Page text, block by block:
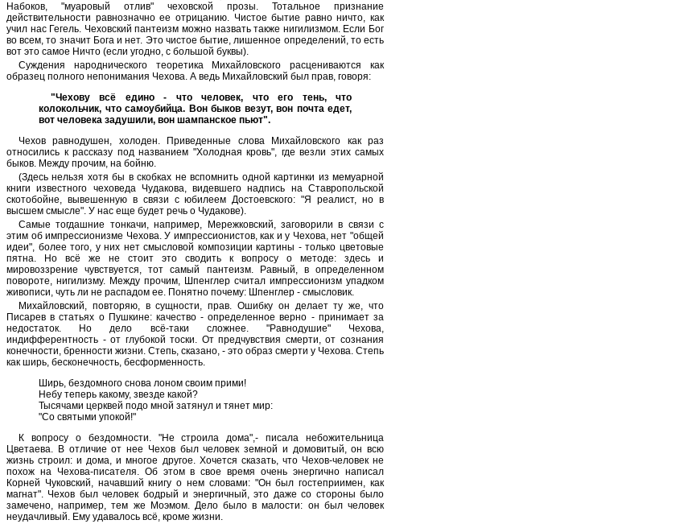
Набоков, "муаровый отлив" чеховской прозы. Тотальное признание
действительности равнозначно ее отрицанию. Чистое бытие равно ничто, как
учил нас Гегель. Чеховский пантеизм можно назвать также нигилизмом. Если Бог
во всем, то значит Бога и нет. Это чистое бытие, лишенное определений, то есть
вот это самое Ничто (если угодно, с большой буквы).
Суждения народнического теоретика Михайловского расцениваются как
образец полного непонимания Чехова. А ведь Михайловский был прав, говоря:
"Чехову всё едино - что человек, что его тень, что
колокольчик, что самоубийца. Вон быков везут, вон почта едет,
вот человека задушили, вон шампанское пьют".
Чехов равнодушен, холоден. Приведенные слова Михайловского как раз
относились к рассказу под названием "Холодная кровь", где везли этих самых
быков. Между прочим, на бойню.
(Здесь нельзя хотя бы в скобках не вспомнить одной картинки из мемуарной
книги известного чеховеда Чудакова, видевшего надпись на Ставропольской
скотобойне, вывешенную в связи с юбилеем Достоевского: "Я реалист, но в
высшем смысле". У нас еще будет речь о Чудакове).
Самые тогдашние тонкачи, например, Мережковский, заговорили в связи с
этим об импрессионизме Чехова. У импрессионистов, как и у Чехова, нет "общей
идеи", более того, у них нет смысловой композиции картины - только цветовые
пятна. Но всё же не стоит это сводить к вопросу о методе: здесь и
мировоззрение чувствуется, тот самый пантеизм. Равный, в определенном
повороте, нигилизму. Между прочим, Шпенглер считал импрессионизм упадком
живописи, чуть ли не распадом ее. Понятно почему: Шпенглер - смысловик.
Михайловский, повторяю, в сущности, прав. Ошибку он делает ту же, что
Писарев в статьях о Пушкине: качество - определенное верно - принимает за
недостаток. Но дело всё-таки сложнее. "Равнодушие" Чехова,
индифферентность - от глубокой тоски. От предчувствия смерти, от сознания
конечности, бренности жизни. Степь, сказано, - это образ смерти у Чехова. Степь
как ширь, бесконечность, бесформенность.
Ширь, бездомного снова лоном своим прими!
Небу теперь какому, звезде какой?
Тысячами церквей подо мной затянул и тянет мир:
"Со святыми упокой!"
К вопросу о бездомности. "Не строила дома",- писала небожительница
Цветаева. В отличие от нее Чехов был человек земной и домовитый, он всю
жизнь строил: и дома, и многое другое. Хочется сказать, что Чехов-человек не
похож на Чехова-писателя. Об этом в свое время очень энергично написал
Корней Чуковский, начавший книгу о нем словами: "Он был гостеприимен, как
магнат". Чехов был человек бодрый и энергичный, это даже со стороны было
замечено, например, тем же Моэмом. Дело было в малости: он был человек
неудачливый. Ему удавалось всё, кроме жизни.